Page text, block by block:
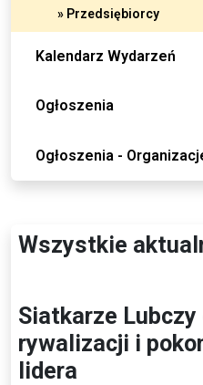
» Przedsiębiorcy
Kalendarz Wydarzeń
Ogłoszenia
Ogłoszenia -
Wszystkie
Siatkarze
rywalizacji i
lidera